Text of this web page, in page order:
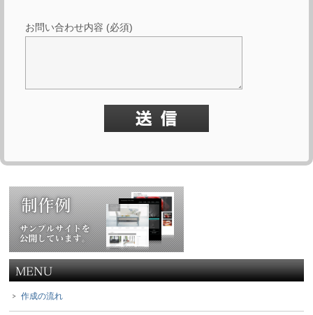
お問い合わせ内容 (必須)
作成の流れ